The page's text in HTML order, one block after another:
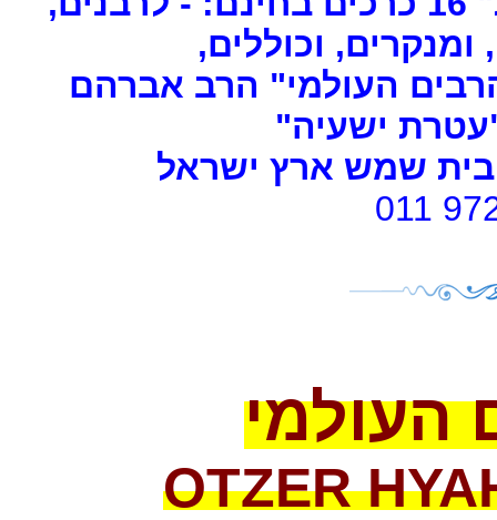
ומנקרים, וכוללים,
העולמי" הרב אברהם
ישעיה"
שמש ארץ ישראל
011
העולמי
OTZER